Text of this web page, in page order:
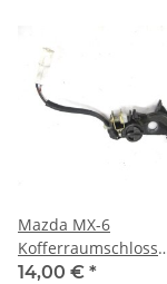
Mazda MX-6
Kofferraumschloss
Heckklappenschloss
14,00 € *